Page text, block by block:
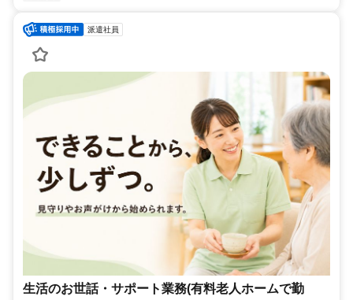
派遣社員
生活のお世話・サポート業務(有料老人ホームで勤